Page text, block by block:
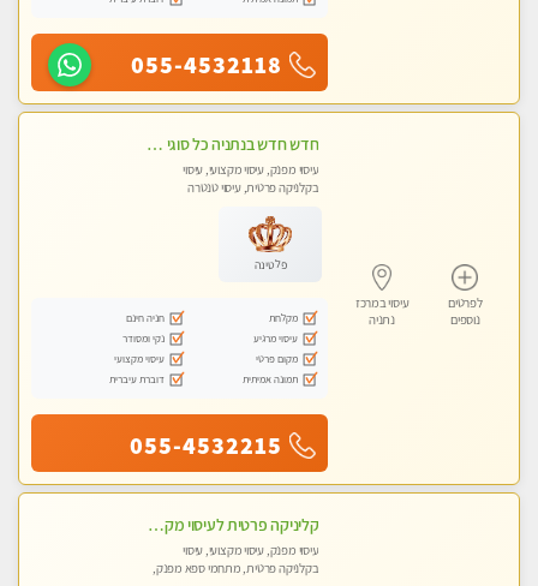
055-4532118
לפרטים
נוספים
עיסוי במרכז
נתניה
חדש חדש בנתניה כל סוגי העיסויים מעסה מקצועית ואיכותית פרטי!!!
עיסוי מפנק, עיסוי מקצועי, עיסוי
בקלניקה פרטית, עיסוי טנטרה
פלטינה
מקלחת
חניה חינם
עיסוי מרגיע
נקי ומסודר
מקום פרטי
עיסוי מקצועי
תמונה אמיתית
דוברת עיברית
055-4532215
קליניקה פרטית לעיסוי מקצועי ואלטרנטיבי ברמה גבוהה VIP תתקשר ..... highly recommended..new in the city
עיסוי מפנק, עיסוי מקצועי, עיסוי
בקלניקה פרטית, מתחמי ספא מפנק,